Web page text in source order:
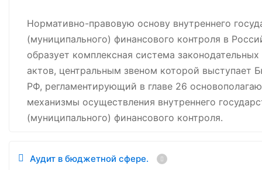
Нормативно-правовую основу внутреннего
(муниципального) финансового контроля в
образует комплексная система
актов, центральным звеном которой выступает
РФ, регламентирующий в главе 26
механизмы осуществления внутреннего
(муниципального) финансового контроля.
Аудит в бюджетной сфере.